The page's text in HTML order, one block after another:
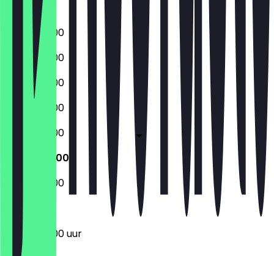
06:30 - 18:00
06:30 - 18:00
06:30 - 18:00
06:30 - 18:00
06:30 - 18:00
06:30 - 17:00
07:00 - 12:00
06:30 - 17:00 uur